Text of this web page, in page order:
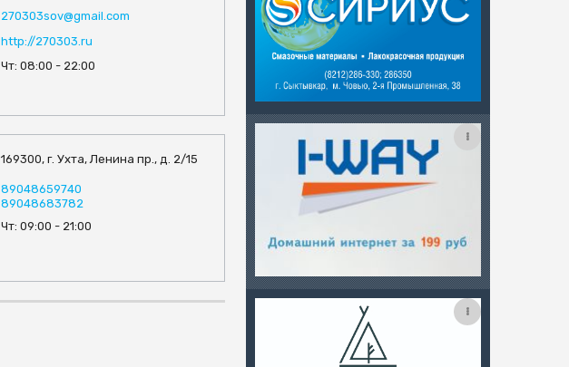
270303sov@gmail.com
http://270303.ru
Чт: 08:00 - 22:00
169300, г. Ухта, Ленина пр., д. 2/15
89048659740
89048683782
Чт: 09:00 - 21:00